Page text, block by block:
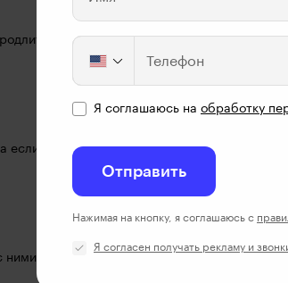
обучение до двух лет?
до этого я только немного учил только
далеко не уйдешь в плане работы?
Телефон
Я соглашаюсь на обработку
Отправить
Нажимая на кнопку, я соглашаюсь с
Я согласен получать рекламу и